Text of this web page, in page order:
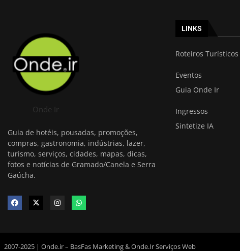
Onde Ir
Guia de hotéis, pousadas, promoções,
compras, gastronomia, indústrias, lazer,
turismo, serviços, cidades, mapas, dicas,
fotos e notícias de Gramado/Canela e Serra
Gaúcha.
LINKS
Roteiros Turísticos
Eventos
Guia Onde Ir
Ingressos
Sintetize IA
2007-2025 | Onde.ir – BasFas Marketing & Onde.Ir Serviços Web